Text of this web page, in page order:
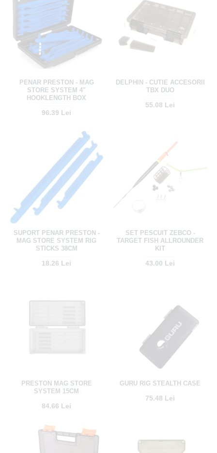
PENAR PRESTON - MAG
STORE SYSTEM 4"
HOOKLENGTH BOX
96.39 Lei
DELPHIN - CUTIE ACCESORII
TBX DUO
55.08 Lei
SUPORT PENAR PRESTON -
MAG STORE SYSTEM RIG
STICKS 38CM
18.26 Lei
SET PESCUIT ZEBCO -
TARGET FISH ALLROUNDER
KIT
43.00 Lei
PRESTON MAG STORE
SYSTEM 15CM
84.66 Lei
GURU RIG STEALTH CASE
75.48 Lei